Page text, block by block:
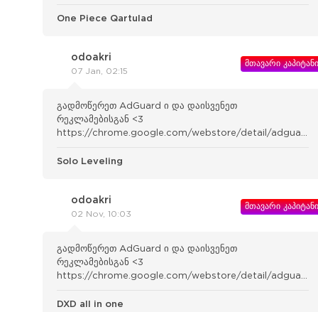
One Piece Qartulad
odoakri
07 Jan, 02:15
მთავარი კაპიტანი
გადმოწერეთ AdGuard ი და დაისვენეთ
რეკლამებისგან <3
https://chrome.google.com/webstore/detail/adguard-
Solo Leveling
odoakri
02 Nov, 10:03
მთავარი კაპიტანი
გადმოწერეთ AdGuard ი და დაისვენეთ
რეკლამებისგან <3
https://chrome.google.com/webstore/detail/adguard-
DXD all in one